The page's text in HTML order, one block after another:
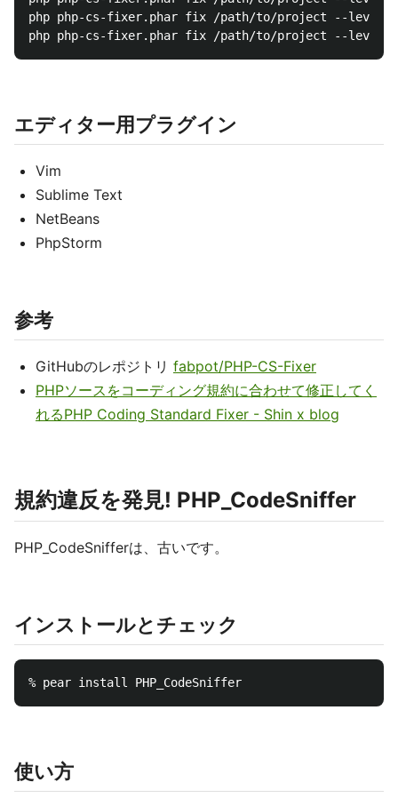
php php-cs-fixer.phar fix /path/to/project --
エディター用プラグイン
Vim
Sublime Text
NetBeans
PhpStorm
参考
GitHubのレポジトリ fabpot/PHP-CS-Fixer
PHPソースをコーディング規約に合わせて修正してく
れるPHP Coding Standard Fixer - Shin x blog
規約違反を発見! PHP_CodeSniffer
PHP_CodeSnifferは、古いです。
インストールとチェック
使い方